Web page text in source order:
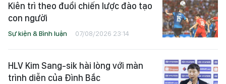
Kiên trì theo đuổi chiến lược đào tạo
con người
Sự kiện & Bình luận 07/08/2026 23:14
HLV Kim Sang-sik hài lòng với màn
trình diễn của Đình Bắc